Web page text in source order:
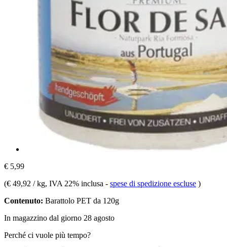
€ 5,99
(€ 49,92 / kg, IVA 22% inclusa - spese di spedizione escluse )
Contenuto: Barattolo PET da 120g
In magazzino dal giorno 28 agosto
Perché ci vuole più tempo?